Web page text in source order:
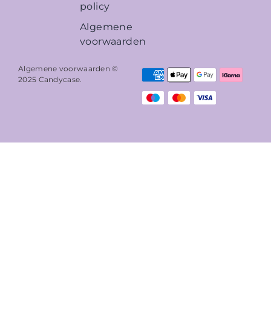
policy
Algemene
voorwaarden
Algemene voorwaarden ©
2025 Candycase.